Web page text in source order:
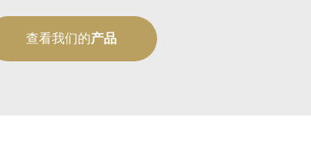
查看我们的产品